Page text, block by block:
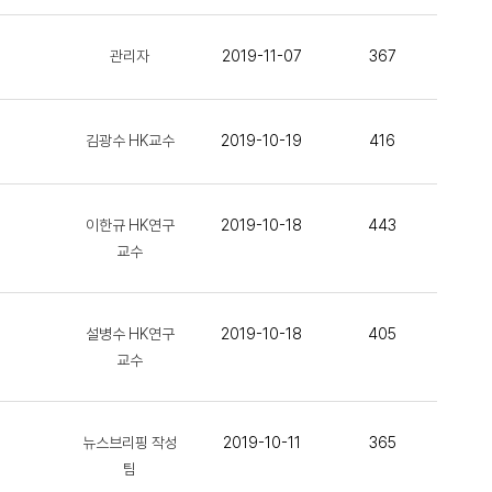
관리자 2019-11-07 367
김광수 HK교수 2019-10-19 416
이한규 HK연구
교수
2019-10-18 443
설병수 HK연구
교수
2019-10-18 405
뉴스브리핑 작성
팀
2019-10-11 365